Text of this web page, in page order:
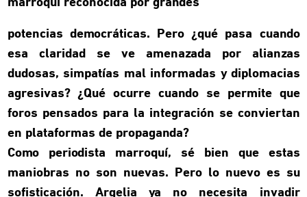
potencias democráticas. Pero ¿qué pasa cuando
esa claridad se ve amenazada por alianzas
dudosas, simpatías mal informadas y diplomacias
agresivas? ¿Qué ocurre cuando se permite que
foros pensados para la integración se conviertan
en plataformas de propaganda?
Como periodista marroquí, sé bien que estas
maniobras no son nuevas. Pero lo nuevo es su